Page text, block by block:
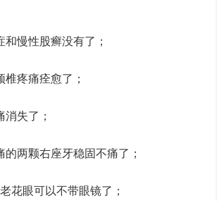
和慢性股癣没有了；
椎疼痛痊愈了；
消失了；
的两颗右座牙稳固不痛了；
花眼可以不带眼镜了；